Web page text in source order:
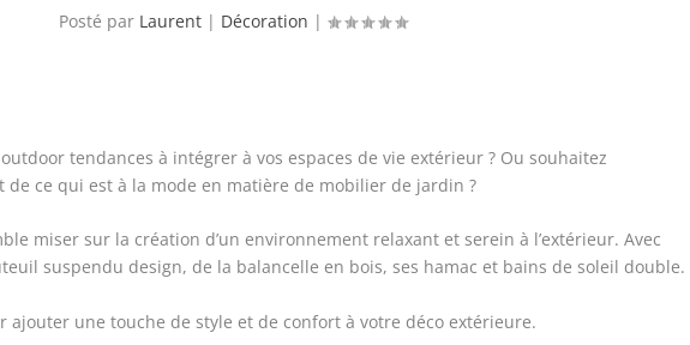
Posté par Laurent| Décoration |
outdoor tendances à intégrer à vos espaces de vie extérieur ? Ou souhaitez
ce qui est à la mode en matière de mobilier de jardin ?
miser sur la création d’un environnement relaxant et serein à l’extérieur. Avec
suspendu design, de la balancelle en bois, ses hamac et bains de soleil double.
ajouter une touche de style et de confort à votre déco extérieure.